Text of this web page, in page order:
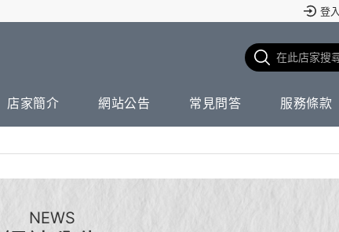
登入
店家簡介 網站公告 常見問答 服務條款
NEWS